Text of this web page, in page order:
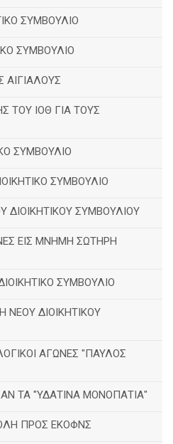
ΣΥΜΒΟΥΛΙΟ
ΣΥΜΒΟΥΛΙΟ
ΑΙΓΙΑΛΟΥΣ
ΤΟΥ ΙΟΘ ΓΙΑ ΤΟΥΣ
ΣΥΜΒΟΥΛΙΟ
ΣΥΜΒΟΥΛΙΟ
ΣΥΜΒΟΥΛΙΟΥ
ΕΙΣ ΜΝΗΜΗ ΣΩΤΗΡΗ
ΣΥΜΒΟΥΛΙΟ
ΔΙΟΙΚΗΤΙΚΟΥ
ΑΓΩΝΕΣ "ΠΑΥΛΟΣ
ΤΑ "ΥΔΑΤΙΝΑ ΜΟΝΟΠΑΤΙΑ"
ΠΡΟΣ ΕΚΟΦΝΣ